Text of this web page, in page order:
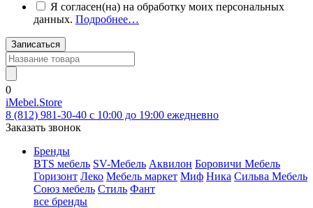
Я согласен(на) на обработку моих персональных
данных. Подробнее…
Записаться
0
iMebel.Store
8 (812) 981-30-40 c 10:00 до 19:00 ежедневно
Заказать звонок
Бренды
BTS мебель SV-Мебель Аквилон Боровичи Мебель
Горизонт Леко Мебель маркет Миф Ника Сильва Мебель
Союз мебель Стиль Фант
все бренды